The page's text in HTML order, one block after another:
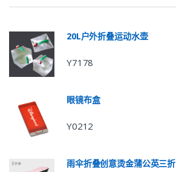
20L户外折叠运动水壶
Y7178
眼镜布盒
Y0212
雨伞折叠创意烫金蒲公英三折